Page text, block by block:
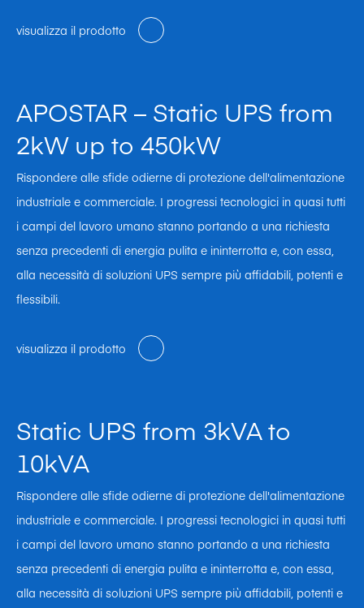
visualizza il prodotto
APOSTAR – Static UPS from
2kW up to 450kW
Rispondere alle sfide odierne di protezione dell'alimentazione
industriale e commerciale. I progressi tecnologici in quasi tutti
i campi del lavoro umano stanno portando a una richiesta
senza precedenti di energia pulita e ininterrotta e, con essa,
alla necessità di soluzioni UPS sempre più affidabili, potenti e
flessibili.
visualizza il prodotto
Static UPS from 3kVA to
10kVA
Rispondere alle sfide odierne di protezione dell'alimentazione
industriale e commerciale. I progressi tecnologici in quasi tutti
i campi del lavoro umano stanno portando a una richiesta
senza precedenti di energia pulita e ininterrotta e, con essa,
alla necessità di soluzioni UPS sempre più affidabili, potenti e